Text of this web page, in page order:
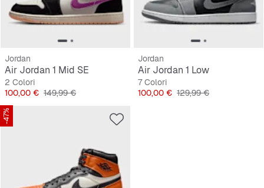
Jordan
Air Jordan 1 Mid SE
2 Colori
Prezzo
100,00 € Prezzo originale
149,99 €
Jordan
Air Jordan 1 Low
7 Colori
Prezzo
100,00 € Prezzo originale
129,99 €
-47%